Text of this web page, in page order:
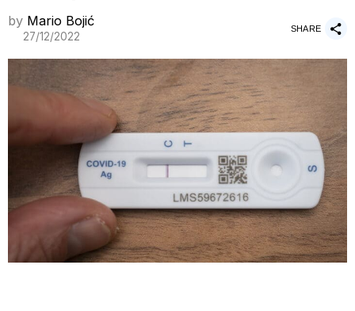
by Mario Bojić
27/12/2022
SHARE